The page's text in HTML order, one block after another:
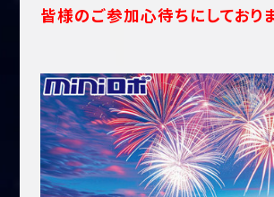
皆様のご参加心待ちにしておりま